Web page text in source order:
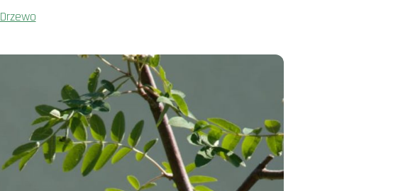
Drzewo